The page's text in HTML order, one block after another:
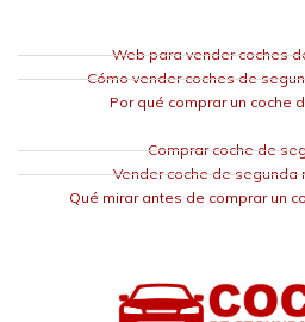
Web para vender coches
Cómo vender coches de
Por qué comprar un coche
Comprar coche de
Vender coche de segunda
Qué mirar antes de comprar un